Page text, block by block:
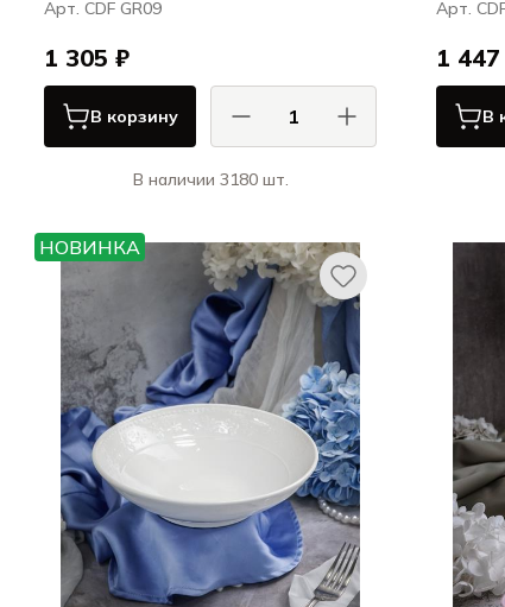
Арт. CDF GR09
1 305 ₽
В корзину
В наличии 3180 шт.
Грация / Grazia
Арт.
1
В
НОВИНКА